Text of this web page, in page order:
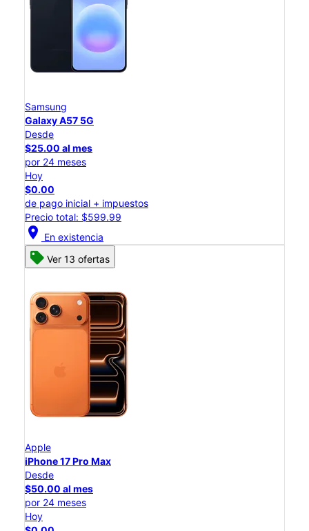
Samsung
Galaxy A57 5G
Desde
$25.00 al mes
por 24 meses
Hoy
$0.00
de pago inicial + impuestos
Precio total: $599.99
location_on En existencia
Ver 13 ofertas
Apple
iPhone 17 Pro Max
Desde
$50.00 al mes
por 24 meses
Hoy